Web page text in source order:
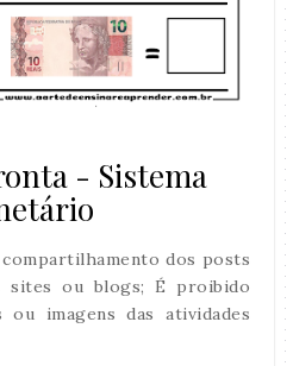
- Sistema
dos posts
sites ou blogs; É proibido
imagens das atividades